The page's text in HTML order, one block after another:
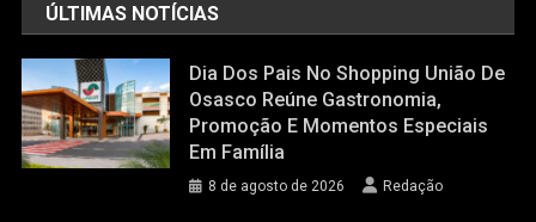
ÚLTIMAS NOTÍCIAS
Dia Dos Pais No Shopping União De
Osasco Reúne Gastronomia,
Promoção E Momentos Especiais
Em Família
8 de agosto de 2026 Redação